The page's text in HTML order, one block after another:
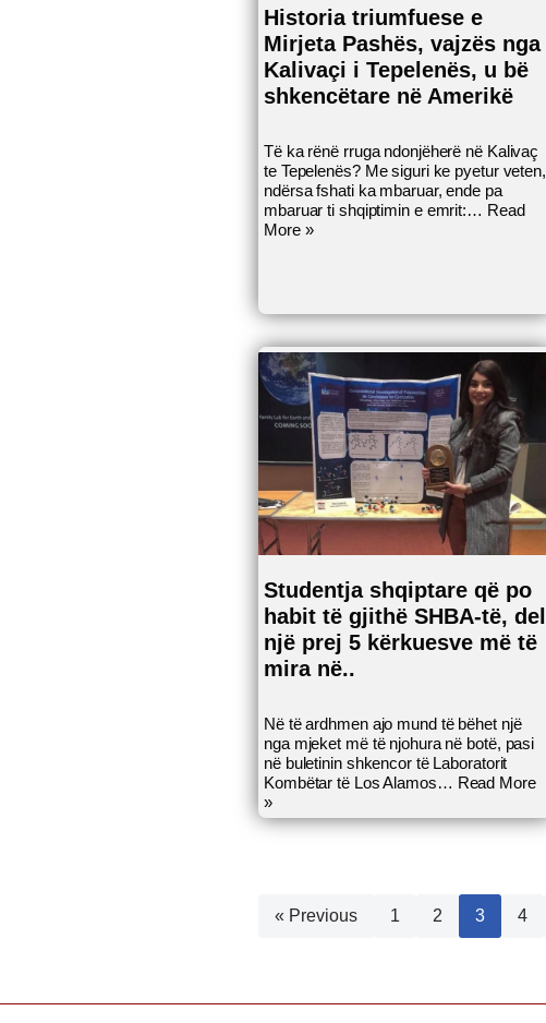
Historia triumfuese e
Mirjeta Pashës, vajzës nga
Kalivaçi i Tepelenës, u bë
shkencëtare në Amerikë
Të ka rënë rruga ndonjëherë në Kalivaç
te Tepelenës? Me siguri ke pyetur veten,
ndërsa fshati ka mbaruar, ende pa
mbaruar ti shqiptimin e emrit:… Read
More »
Studentja shqiptare që po
habit të gjithë SHBA-të, del
një prej 5 kërkuesve më të
mira në..
Në të ardhmen ajo mund të bëhet një
nga mjeket më të njohura në botë, pasi
në buletinin shkencor të Laboratorit
Kombëtar të Los Alamos… Read More
»
« Previous 1 2 3 4